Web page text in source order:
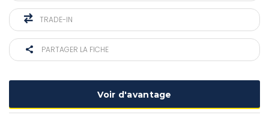
TRADE-IN
PARTAGER LA FICHE
Voir d'avantage